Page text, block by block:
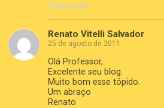
Responder
Renato Vitelli Salvador
25 de agosto de 2011
Olá Professor,
Excelente seu blog.
Muito bom esse tópido.
Um abraço
Renato